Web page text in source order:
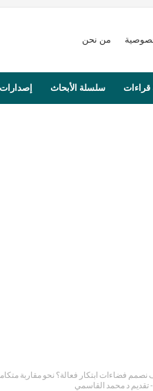
من نحن
قراءات سلسلة الأبحاث
تقديم د محمد القاسمي